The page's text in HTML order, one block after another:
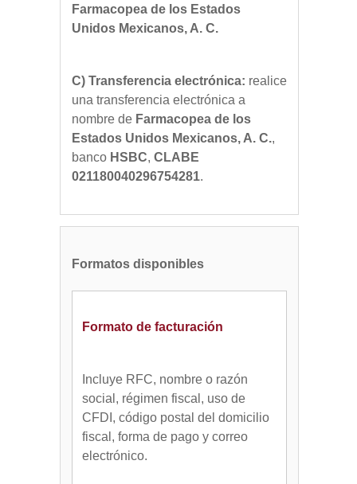
Farmacopea de los Estados
Unidos Mexicanos, A. C.
C) Transferencia electrónica: realice
una transferencia electrónica a
nombre de Farmacopea de los
Estados Unidos Mexicanos, A. C.,
banco HSBC, CLABE
021180040296754281.
Formatos disponibles
Formato de facturación
Incluye RFC, nombre o razón
social, régimen fiscal, uso de
CFDI, código postal del domicilio
fiscal, forma de pago y correo
electrónico.